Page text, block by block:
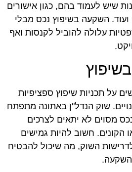
שיש לעמוד בהם, כגון אישורים
השקעה בשיפוץ נכס מבלי
עלולה להוביל לקנסות ואף
על תכניות שיפוץ ספציפיות
שוק הנדל"ן באתונה מתפתח
מסוים לא יתאים לצרכים
חשוב להיות גמישים
השוק, מה שיכול להבטיח